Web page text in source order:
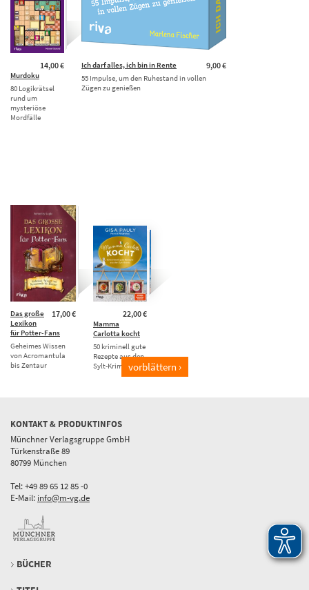
14,00 €
Murdoku
80 Logikrätsel
rund um
mysteriöse
Mordfälle
9,00 €
Ich darf alles, ich bin in Rente
55 Impulse, um den Ruhestand in vollen
Zügen zu genießen
17,00 €
Das große
Lexikon
für Potter-Fans
Geheimes Wissen
von Acromantula
bis Zentaur
22,00 €
Mamma
Carlotta kocht
50 kriminell gute
Rezepte aus den
Sylt-Krimis vorblättern ›
KONTAKT & PRODUKTINFOS
Münchner Verlagsgruppe GmbH
Türkenstraße 89
80799 München
Tel: +49 89 65 12 85 -0
E-Mail: info@m-vg.de
BÜCHER